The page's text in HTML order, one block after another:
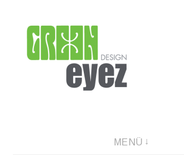
zum
Inhalt
graphic design & photography
MENÜ